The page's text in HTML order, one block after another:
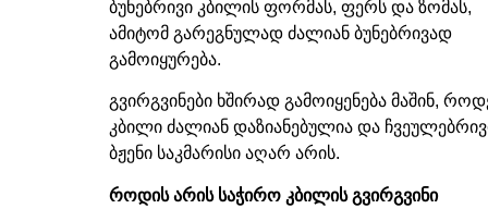
ბუნებრივი კბილის ფორმას, ფერს და ზომას,
ამიტომ გარეგნულად ძალიან ბუნებრივად
გამოიყურება.
გვირგვინები ხშირად გამოიყენება მაშინ,
კბილი ძალიან დაზიანებულია და
ბჟენი საკმარისი აღარ არის.
როდის არის საჭირო კბილის გვირგვინი